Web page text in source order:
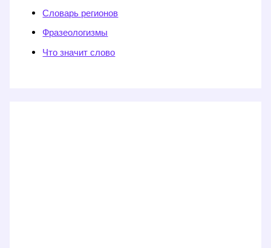
Словарь регионов
Фразеологизмы
Что значит слово